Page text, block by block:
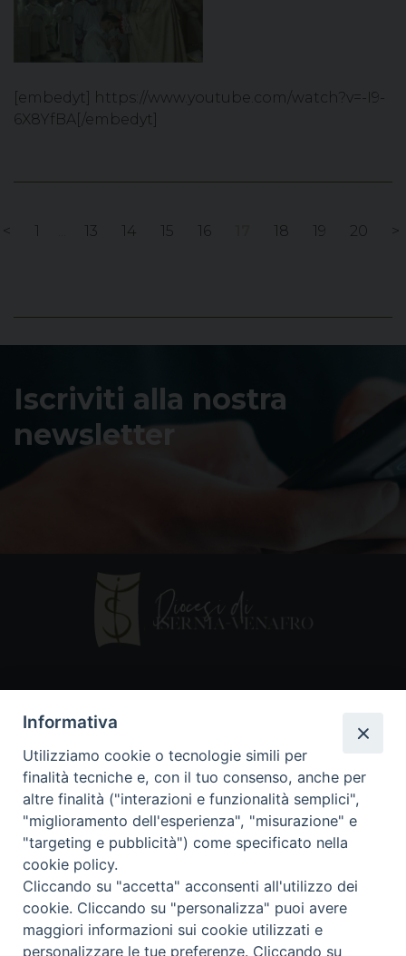
[embedyt] https://www.youtube.com/watch?v=-I9-
6X8YfBA[/embedyt]
< 1 13 14 15 16 18 19 20 >
Iscriviti alla nostra
newsletter
86170 Isernia
086550849
segreteria@diocesiiserniavenafro.it
I nostri social
Copyright © 2018 - Diocesi di Isernia-Venafro (C.F.
90008750946). Riproduzione solo con permesso.
Tutti i diritti sono riservati
Informativa
Utilizziamo cookie o tecnologie simili per
finalità tecniche e, con il tuo consenso, anche per
altre finalità ("interazioni e funzionalità semplici",
"miglioramento dell'esperienza", "misurazione" e
"targeting e pubblicità") come specificato nella
cookie policy.
Cliccando su "accetta" acconsenti all'utilizzo dei
cookie. Cliccando su "personalizza" puoi avere
maggiori informazioni sui cookie utilizzati e
personalizzare le tue preferenze. Cliccando su